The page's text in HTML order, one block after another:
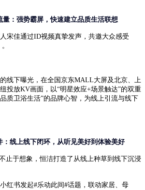
量： 强势霸屏，快速建立品质生活联想
宋佳通过ID视频真挚发声，共邀大众感受
线下曝光，在全国京东MALL大屏及北京、上
投放KV画面，以“明星效应+场景触达”的双重
质卫浴生活”的品牌心智， 为线上引流与线下
：线上线下闭环 ，从听见美好到体验美好
止于想象，恒洁打造了从线上种草到线下沉浸
红书发起#乐动此间#话题，联动家居、母